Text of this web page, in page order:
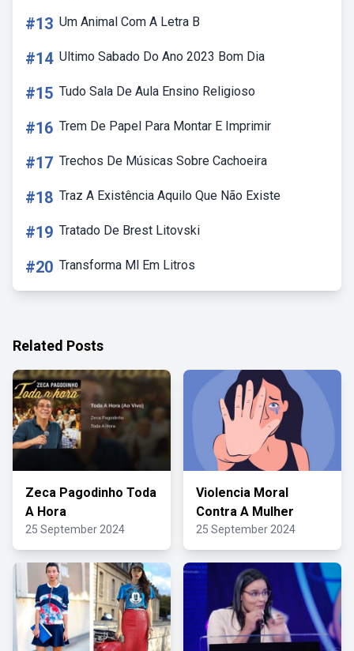
#13 Um Animal Com A Letra B
#14 Ultimo Sabado Do Ano 2023 Bom Dia
#15 Tudo Sala De Aula Ensino Religioso
#16 Trem De Papel Para Montar E Imprimir
#17 Trechos De Músicas Sobre Cachoeira
#18 Traz A Existência Aquilo Que Não Existe
#19 Tratado De Brest Litovski
#20 Transforma Ml Em Litros
Related Posts
Zeca Pagodinho Toda
A Hora
25 September 2024
Violencia Moral
Contra A Mulher
25 September 2024